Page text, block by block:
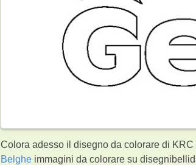
Colora adesso il disegno da colorare di
Belghe immagini da colorare su